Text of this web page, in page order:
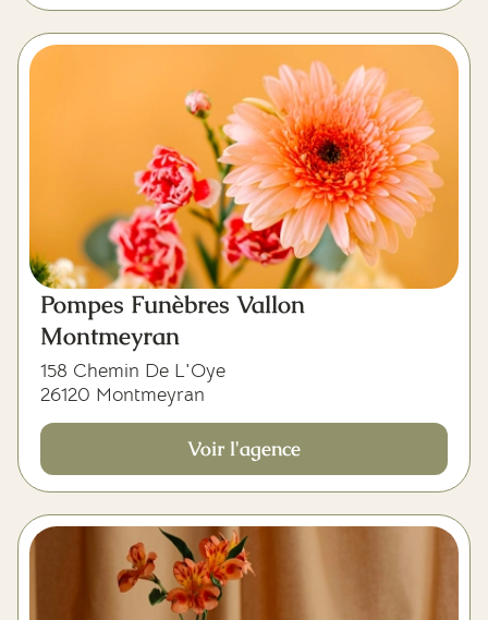
Pompes Funèbres Vallon
Montmeyran
158 Chemin De L'Oye
26120 Montmeyran
Voir l'agence